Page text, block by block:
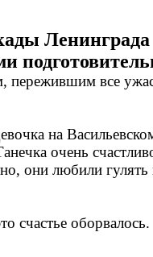
Ленинграда
все
на
очень
они любили
счастье оборвалось.